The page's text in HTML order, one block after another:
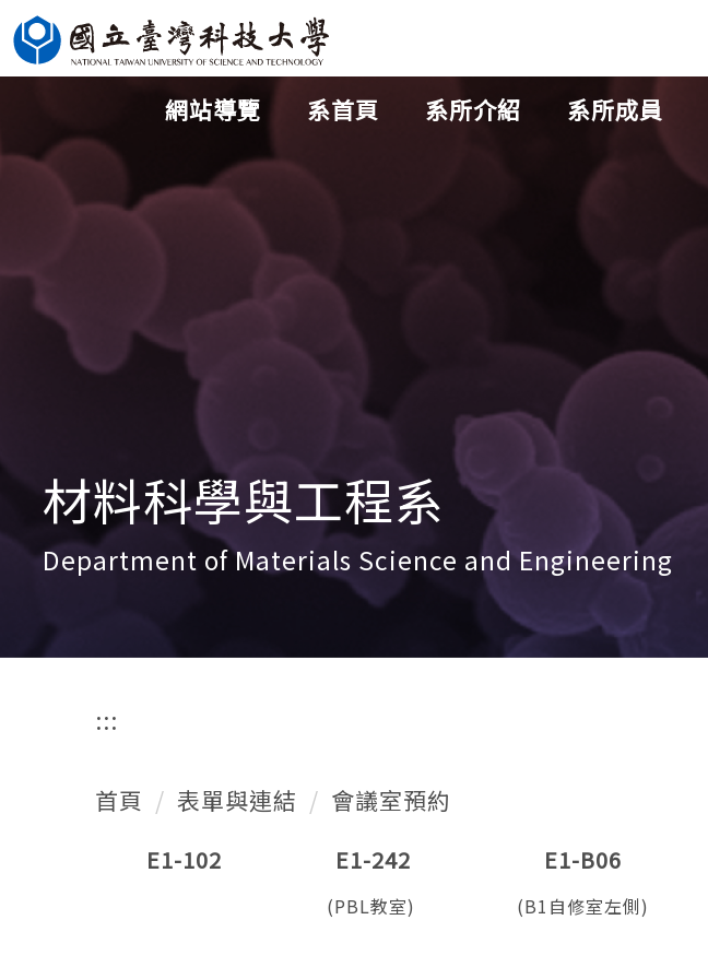
跳
到
內
網站導覽 系首頁 系所介紹 系所成員
材料科學與工程系
Department of Materials Science and Engineering
:::
首頁 表單與連結 會議室預約
E1-102 E1-242
(PBL教室)
E1-B06
(B1自修室左側)